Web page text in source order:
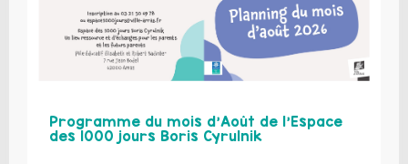
Programme du mois d’Août de l’Espace
des 1000 jours Boris Cyrulnik